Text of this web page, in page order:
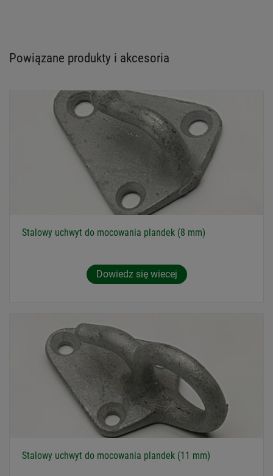
Powiązane produkty i akcesoria
Stalowy uchwyt do mocowania plandek (8 mm)
Dowiedz się wiecej
Stalowy uchwyt do mocowania plandek (11 mm)